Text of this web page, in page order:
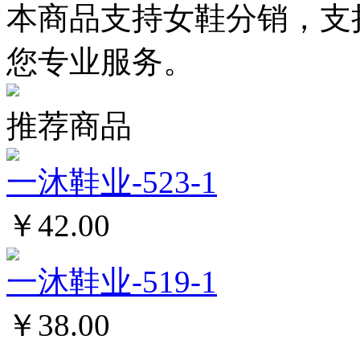
本商品支持女鞋分销，
您专业服务。
推荐商品
一沐鞋业-523-1
￥42.00
一沐鞋业-519-1
￥38.00